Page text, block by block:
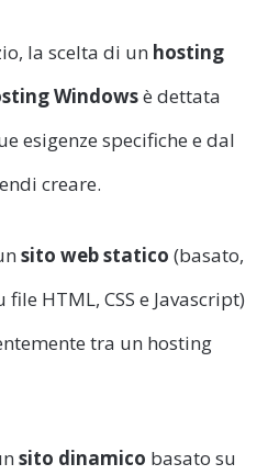
la scelta di un hosting
Windowsè dettata
esigenze specifiche e dal
creare.
sito web statico (basato,
HTML, CSS e Javascript)
tra un hosting
sito dinamico basato su